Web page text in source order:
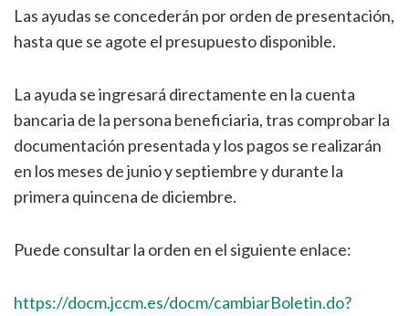
Las ayudas se concederán por orden de presentación,
hasta que se agote el presupuesto disponible.
La ayuda se ingresará directamente en la cuenta
bancaria de la persona beneficiaria, tras comprobar la
documentación presentada y los pagos se realizarán
en los meses de junio y septiembre y durante la
primera quincena de diciembre.
Puede consultar la orden en el siguiente enlace:
https://docm.jccm.es/docm/cambiarBoletin.do?